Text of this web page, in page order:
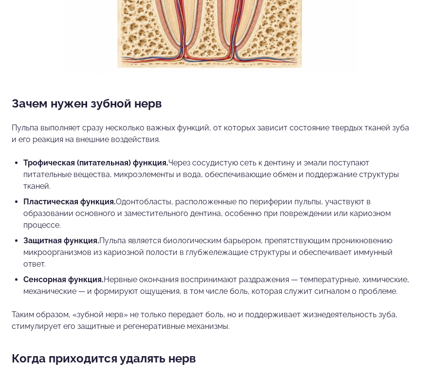
Зачем нужен зубной нерв
Пульпа выполняет сразу несколько важных функций, от которых зависит состояние твердых тканей зуба
и его реакция на внешние воздействия.
Трофическая (питательная) функция.Через сосудистую сеть к дентину и эмали поступают
питательные вещества, микроэлементы и вода, обеспечивающие обмен и поддержание структуры
тканей.
Пластическая функция.Одонтобласты, расположенные по периферии пульпы, участвуют в
образовании основного и заместительного дентина, особенно при повреждении или кариозном
процессе.
Защитная функция.Пульпа является биологическим барьером, препятствующим проникновению
микроорганизмов из кариозной полости в глубжележащие структуры и обеспечивает иммунный
ответ.
Сенсорная функция.Нервные окончания воспринимают раздражения — температурные, химические,
механические — и формируют ощущения, в том числе боль, которая служит сигналом о проблеме.
Таким образом, «зубной нерв» не только передает боль, но и поддерживает жизнедеятельность зуба,
стимулирует его защитные и регенеративные механизмы.
Когда приходится удалять нерв